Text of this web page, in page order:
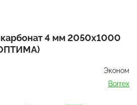
4 мм 2050x1000
Эконом
Borrex